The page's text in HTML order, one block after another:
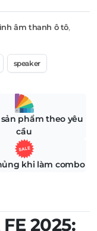
âm thanh ô tô,
speaker
phẩm theo yêu
cầu
khi làm combo
2025: